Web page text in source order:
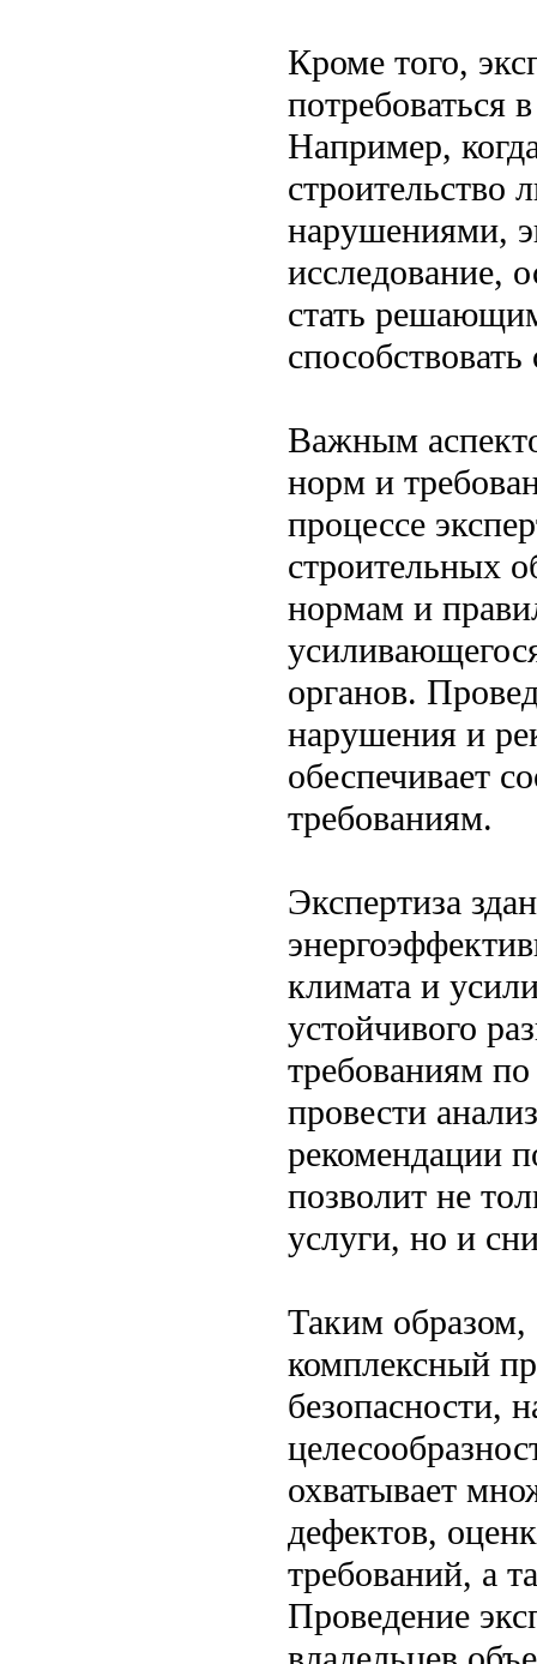
Кроме того,
потребоваться
Например,
нарушениями,
исследование,
стать
Важным
норм и
процессе
строительных
нормам и
органов.
нарушения и
обеспечивает
требованиям.
Экспертиза
климата и
устойчивого
требованиям
провести
рекомендации
позволит не
услуги, но и
Таким образом,
комплексный
безопасности,
охватывает
дефектов,
требований, а
Проведение